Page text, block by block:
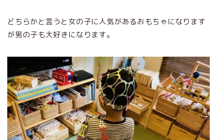
どちらかと言うと女の子に人気があるおもちゃになります
が男の子も大好きになります。